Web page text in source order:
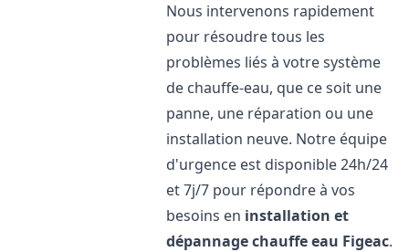
Nous intervenons rapidement
pour résoudre tous les
problèmes liés à votre système
de chauffe-eau, que ce soit une
panne, une réparation ou une
installation neuve. Notre équipe
d'urgence est disponible 24h/24
et 7j/7 pour répondre à vos
besoins en installation et
dépannage chauffe eau Figeac.